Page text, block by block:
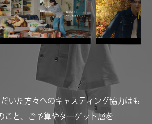
た方々へのキャスティング協力はも
こと、ご予算やターゲット層を